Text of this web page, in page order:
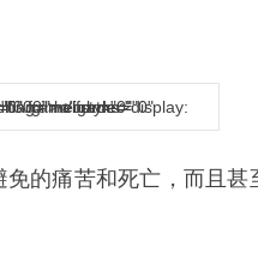
marginwidth="0" scrolling="no" style="display: block;" width="300"></iframe>
的痛苦和死亡，而且